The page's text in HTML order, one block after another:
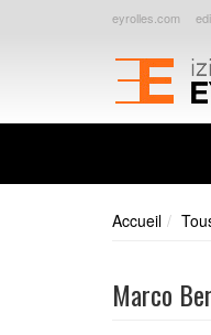
eyrolles.com
Accueil
Marco